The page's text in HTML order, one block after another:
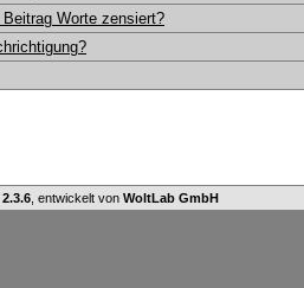
Worte zensiert?
, entwickelt von WoltLab GmbH